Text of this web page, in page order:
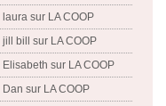
laura sur LA COOP
jill bill
sur LA COOP
Elisabeth sur LA COOP
Dan sur LA COOP